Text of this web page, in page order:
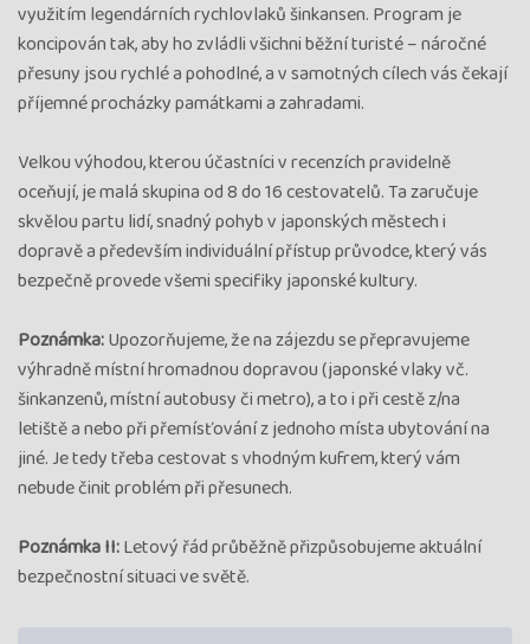
využitím legendárních rychlovlaků šinkansen. Program je
koncipován tak, aby ho zvládli všichni běžní turisté – náročné
přesuny jsou rychlé a pohodlné, a v samotných cílech vás čekají
příjemné procházky památkami a zahradami.
Velkou výhodou, kterou účastníci v recenzích pravidelně
oceňují, je malá skupina od 8 do 16 cestovatelů. Ta zaručuje
skvělou partu lidí, snadný pohyb v japonských městech i
dopravě a především individuální přístup průvodce, který vás
bezpečně provede všemi specifiky japonské kultury.
Poznámka:Upozorňujeme, že na zájezdu se přepravujeme
výhradně místní hromadnou dopravou (japonské vlaky vč.
šinkanzenů, místní autobusy či metro), a to i při cestě z/na
letiště a nebo při přemísťování z jednoho místa ubytování na
jiné. Je tedy třeba cestovat s vhodným kufrem, který vám
nebude činit problém při přesunech.
Poznámka II:Letový řád průběžně přizpůsobujeme aktuální
bezpečnostní situaci ve světě.